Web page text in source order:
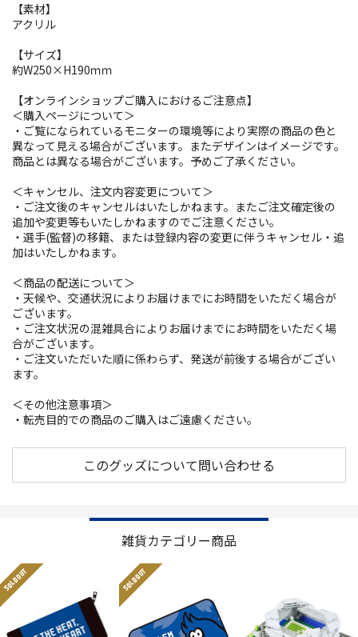
【素材】
アクリル
【サイズ】
約W250×H190ｍｍ
【オンラインショップご購入におけるご注意点】
＜購入ページについて＞
・ご覧になられているモニターの環境等により実際の商品の色と
異なって見える場合がございます。またデザインはイメージです。
商品とは異なる場合がございます。予めご了承ください。
＜キャンセル、注文内容変更について＞
・ご注文後のキャンセルはいたしかねます。またご注文確定後の
追加や変更等もいたしかねますのでご注意ください。
・選手(監督)の移籍、または登録内容の変更に伴うキャンセル・追
加はいたしかねます。
＜商品の配送について＞
・天候や、交通状況によりお届けまでにお時間をいただく場合が
ございます。
・ご注文状況の混雑具合によりお届けまでにお時間をいただく場
合がございます。
・ご注文いただいた順に係わらず、発送が前後する場合がござい
ます。
＜その他注意事項＞
・転売目的での商品のご購入はご遠慮ください。
このグッズについて問い合わせる
雑貨カテゴリー商品
SOLD OUT SOLD OUT